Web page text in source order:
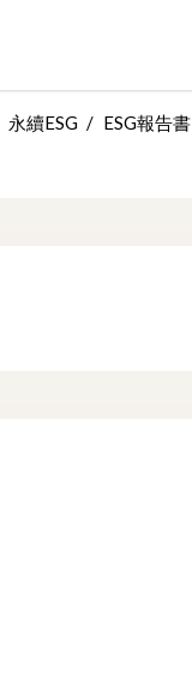
永續ESG ESG報告書